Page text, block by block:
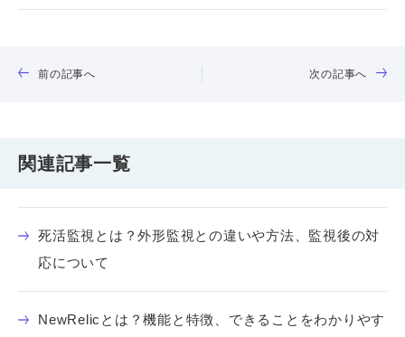
前の記事へ 次の記事へ
関連記事一覧
死活監視とは？外形監視との違いや方法、監視後の対
応について
NewRelicとは？機能と特徴、できることをわかりやす